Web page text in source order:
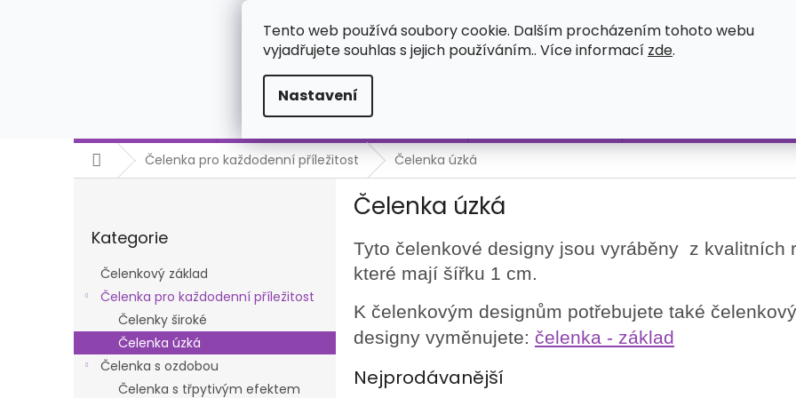
Tento web používá soubory cookie. Dalším procházením tohoto webu
vyjadřujete souhlas s jejich používáním.. Více informací zde.
Nastavení
DomůČelenka pro každodenní příležitost Čelenka úzká
kategorie
Kategorie
Čelenkový základ
Čelenka pro každodenní příležitost
Čelenky široké
Čelenka úzká
Čelenka s ozdobou
Čelenka s třpytivým efektem
Čelenka úzká
Tyto čelenkové designy jsou vyráběny z kvalitních
které mají šířku 1 cm.
K čelenkovým designům potřebujete také
designy vyměnujete: čelenka - základ
Nejprodávanější